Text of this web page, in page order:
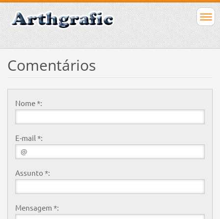
Comentários
Nome *:
E-mail *:
Assunto *:
Mensagem *: